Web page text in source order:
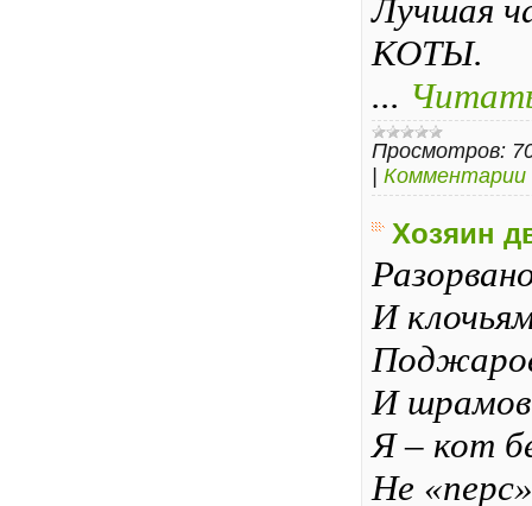
Лучшая
КОТЫ.
...
Просмотров:
| Комментарии
Хозяин
И
И шрамов
Я – кот
Не